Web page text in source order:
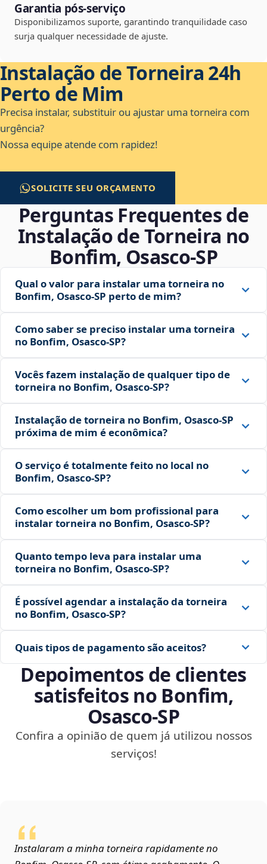
Garantia pós-serviço
Disponibilizamos suporte, garantindo tranquilidade caso
surja qualquer necessidade de ajuste.
Instalação de Torneira 24h
Perto de Mim
Precisa instalar, substituir ou ajustar uma torneira com
urgência?
Nossa equipe atende com rapidez!
SOLICITE SEU ORÇAMENTO
Perguntas Frequentes de
Instalação de Torneira no
Bonfim, Osasco‑SP
Qual o valor para instalar uma torneira no
Bonfim, Osasco‑SP perto de mim?
Como saber se preciso instalar uma torneira
no Bonfim, Osasco‑SP?
Vocês fazem instalação de qualquer tipo de
torneira no Bonfim, Osasco‑SP?
Instalação de torneira no Bonfim, Osasco‑SP
próxima de mim é econômica?
O serviço é totalmente feito no local no
Bonfim, Osasco‑SP?
Como escolher um bom profissional para
instalar torneira no Bonfim, Osasco‑SP?
Quanto tempo leva para instalar uma
torneira no Bonfim, Osasco‑SP?
É possível agendar a instalação da torneira
no Bonfim, Osasco‑SP?
Quais tipos de pagamento são aceitos?
Depoimentos de clientes
satisfeitos no Bonfim,
Osasco‑SP
Confira a opinião de quem já utilizou nossos
serviços!
Instalaram a minha torneira rapidamente no